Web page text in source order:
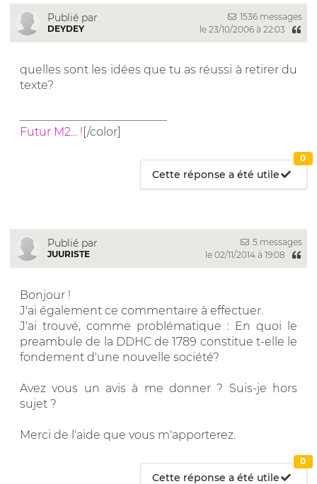
Publié par
DEYDEY
1536 messages
le 23/10/2006 à 22:03
quelles sont les idées que tu as réussi à retirer du
texte?
Futur M2... ![/color]
Cette réponse a été utile
0
Publié par
JUURISTE
5 messages
le 02/11/2014 à 19:08
Bonjour !
J'ai également ce commentaire à effectuer.
J'ai trouvé, comme problématique : En quoi le
preambule de la DDHC de 1789 constitue t-elle le
fondement d'une nouvelle société?
Avez vous un avis à me donner ? Suis-je hors
sujet ?
Merci de l'aide que vous m'apporterez.
Cette réponse a été utile
0